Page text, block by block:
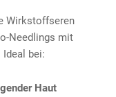
Wirkstoffseren
Needlings mit
bei:
Haut